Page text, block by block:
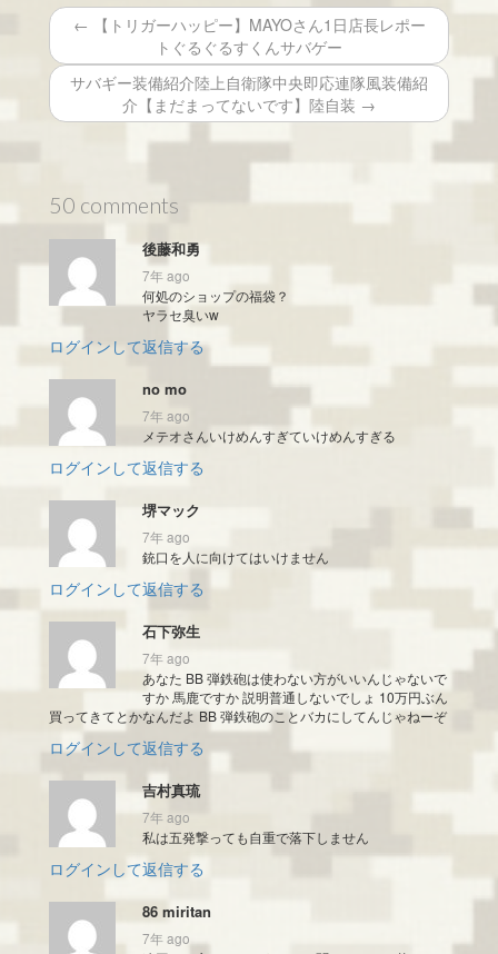
← 【トリガーハッピー】MAYOさん1日店長レポー
トぐるぐるすくんサバゲー
サバギー装備紹介陸上自衛隊中央即応連隊風装備紹
介【まだまってないです】陸自装 →
50 comments
後藤和勇
7年 ago
何処のショップの福袋？
ヤラセ臭いw
ログインして返信する
no mo
7年 ago
メテオさんいけめんすぎていけめんすぎる
ログインして返信する
堺マック
7年 ago
銃口を人に向けてはいけません
ログインして返信する
石下弥生
7年 ago
あなた BB 弾鉄砲は使わない方がいいんじゃないで
すか 馬鹿ですか 説明普通しないでしょ 10万円ぶん
買ってきてとかなんだよ BB 弾鉄砲のことバカにしてんじゃねーぞ
ログインして返信する
吉村真琉
7年 ago
私は五発撃っても自重で落下しません
ログインして返信する
86 miritan
7年 ago